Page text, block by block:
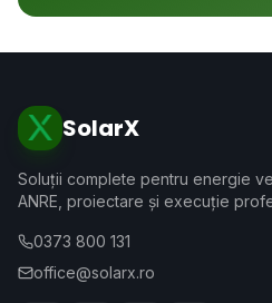
SolarX
Soluții complete pentru energie
ANRE, proiectare și execuție
0373 800 131
office@solarx.ro